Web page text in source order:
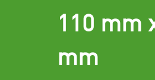
110 mm
mm